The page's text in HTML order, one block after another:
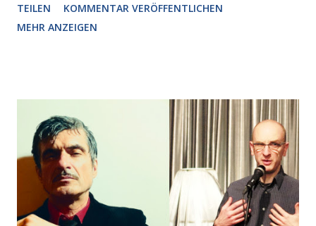
den Blick kam, mit verlockend frisch leuchtenden
Pizzastücken. Von links pirschte sich eine Krähe an das
Krähe und ihn an, er die Krähe und mich, wir lächelten
gleichzeitig amüsiert. “Vorsicht!”, sagte ich zu ihm, “im
Wedding muss man immer aufpassen!” “Mach ich!”,
bestätigte der freundliche Nachbar, "Hab alles im Blick!”
Wir fixierten die ertappte Krähe, die sich zurückzog.
Heute ging sie leer aus, Abspann, Ende. Die Brauseboys am
TEILEN
KOMMENTAR VERÖFFENTLICHEN
MEHR ANZEIGEN